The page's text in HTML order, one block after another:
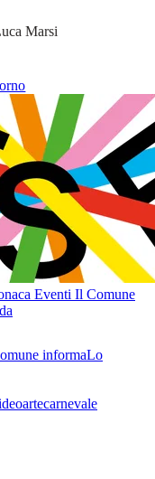
Marsi
Eventi Il Comune
informaLo
artecarnevale